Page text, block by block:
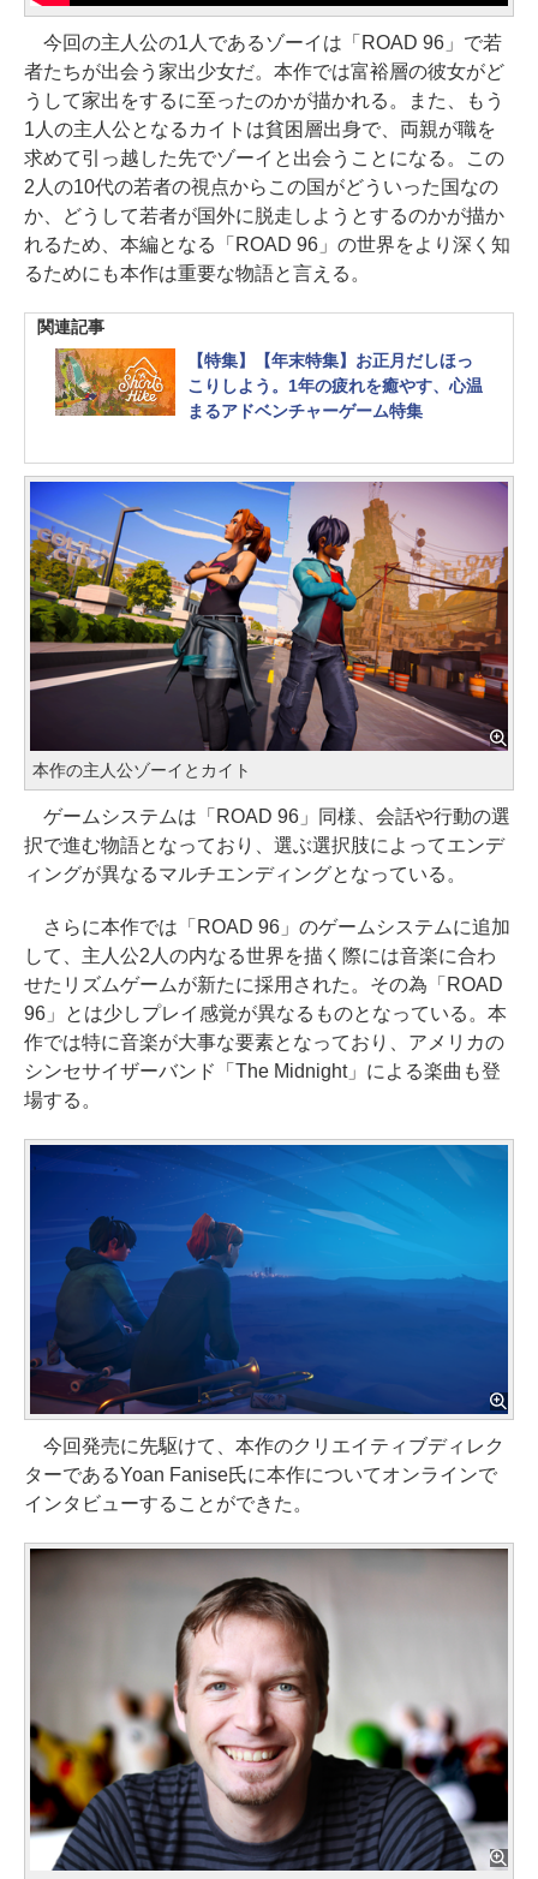
今回の主人公の1人であるゾーイは「ROAD 96」で若
者たちが出会う家出少女だ。本作では富裕層の彼女がど
うして家出をするに至ったのかが描かれる。また、もう
1人の主人公となるカイトは貧困層出身で、両親が職を
求めて引っ越した先でゾーイと出会うことになる。この
2人の10代の若者の視点からこの国がどういった国なの
か、どうして若者が国外に脱走しようとするのかが描か
れるため、本編となる「ROAD 96」の世界をより深く知
るためにも本作は重要な物語と言える。
関連記事
【特集】【年末特集】お正月だしほっ
こりしよう。1年の疲れを癒やす、心温
まるアドベンチャーゲーム特集
本作の主人公ゾーイとカイト
ゲームシステムは「ROAD 96」同様、会話や行動の選
択で進む物語となっており、選ぶ選択肢によってエンデ
ィングが異なるマルチエンディングとなっている。
さらに本作では「ROAD 96」のゲームシステムに追加
して、主人公2人の内なる世界を描く際には音楽に合わ
せたリズムゲームが新たに採用された。その為「ROAD
96」とは少しプレイ感覚が異なるものとなっている。本
作では特に音楽が大事な要素となっており、アメリカの
シンセサイザーバンド「The Midnight」による楽曲も登
場する。
今回発売に先駆けて、本作のクリエイティブディレク
ターであるYoan Fanise氏に本作についてオンラインで
インタビューすることができた。